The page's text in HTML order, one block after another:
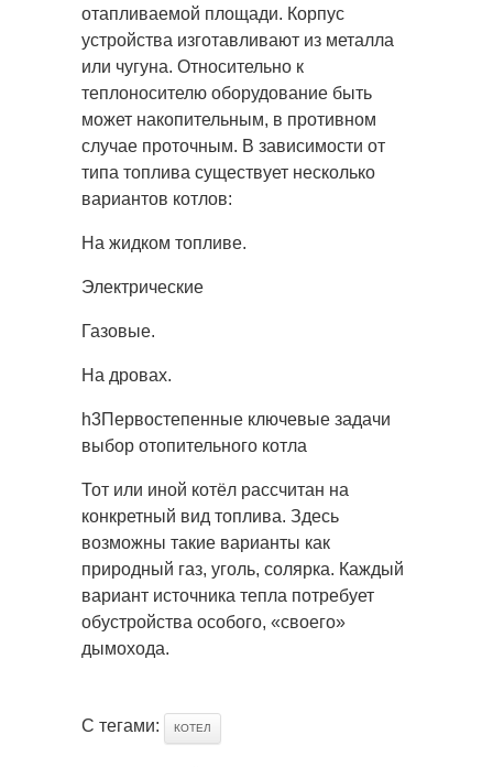
отапливаемой площади. Корпус
устройства изготавливают из металла
или чугуна. Относительно к
теплоносителю оборудование быть
может накопительным, в противном
случае проточным. В зависимости от
типа топлива существует несколько
вариантов котлов:
На жидком топливе.
Электрические
Газовые.
На дровах.
h3Первостепенные ключевые задачи
выбор отопительного котла
Тот или иной котёл рассчитан на
конкретный вид топлива. Здесь
возможны такие варианты как
природный газ, уголь, солярка. Каждый
вариант источника тепла потребует
обустройства особого, «своего»
дымохода.
С тегами: КОТЕЛ